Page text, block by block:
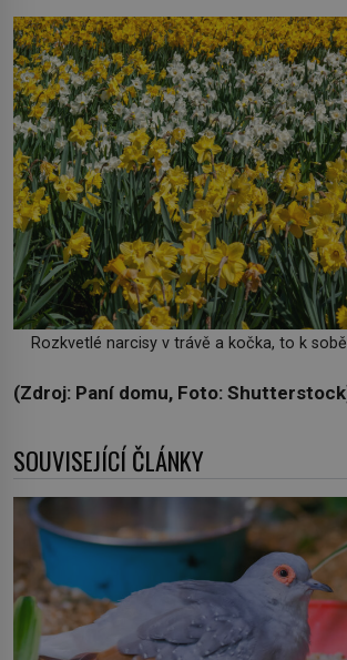
Rozkvetlé narcisy v trávě a kočka, to k
(Zdroj: Paní domu, Foto:
SOUVISEJÍCÍ ČLÁNKY